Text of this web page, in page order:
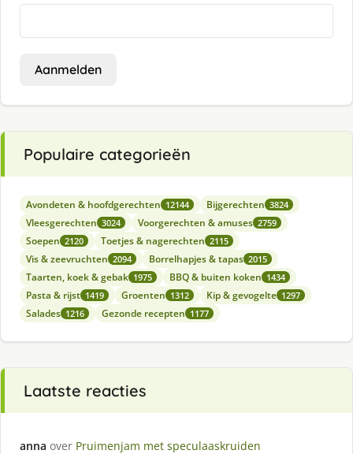
Aanmelden
Populaire categorieën
Avondeten & hoofdgerechten 12144 Bijgerechten 3824
Vleesgerechten 3024 Voorgerechten & amuses 2759
Soepen 2120 Toetjes & nagerechten 2115
Vis & zeevruchten 2094 Borrelhapjes & tapas 2015
Taarten, koek & gebak 1975 BBQ & buiten koken 1434
Pasta & rijst 1419 Groenten 1312 Kip & gevogelte 1297
Salades 1216 Gezonde recepten 1177
Laatste reacties
anna over Pruimenjam met speculaaskruiden